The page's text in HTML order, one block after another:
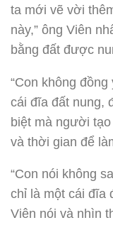
ta mới vẽ vời
này,” ông Viên
bằng đất được
“Con không đồng
cái đĩa đất nung,
biệt mà người
và thời gian để
“Con nói không
chỉ là một cái đĩa
Viên nói và nhìn